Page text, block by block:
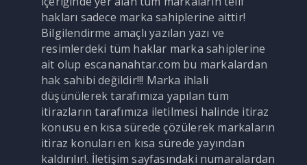
hakları sadece marka sahiplerine aittir!
Bilgilendirme amaçlı yazılan yazı ve
resimlerdeki tüm haklar marka sahiplerine
ait olup escananahtar.com bu markalardan
hak sahibi değildir!!! Marka ihlali
düşünülerek tarafımıza yapılan tüm
itirazların tarafımıza iletilmesi halinde itiraz
konusu en kısa sürede çözülerek markaların
itiraz konuları en kısa sürede yayından
kaldırılır!. İletişim sayfasındaki numaralardan